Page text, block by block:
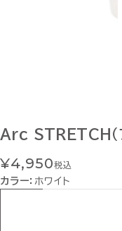
Arc STRETCH（ア
¥4,950税込
カラー： ホワイト